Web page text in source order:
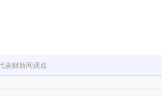
表财新网观点